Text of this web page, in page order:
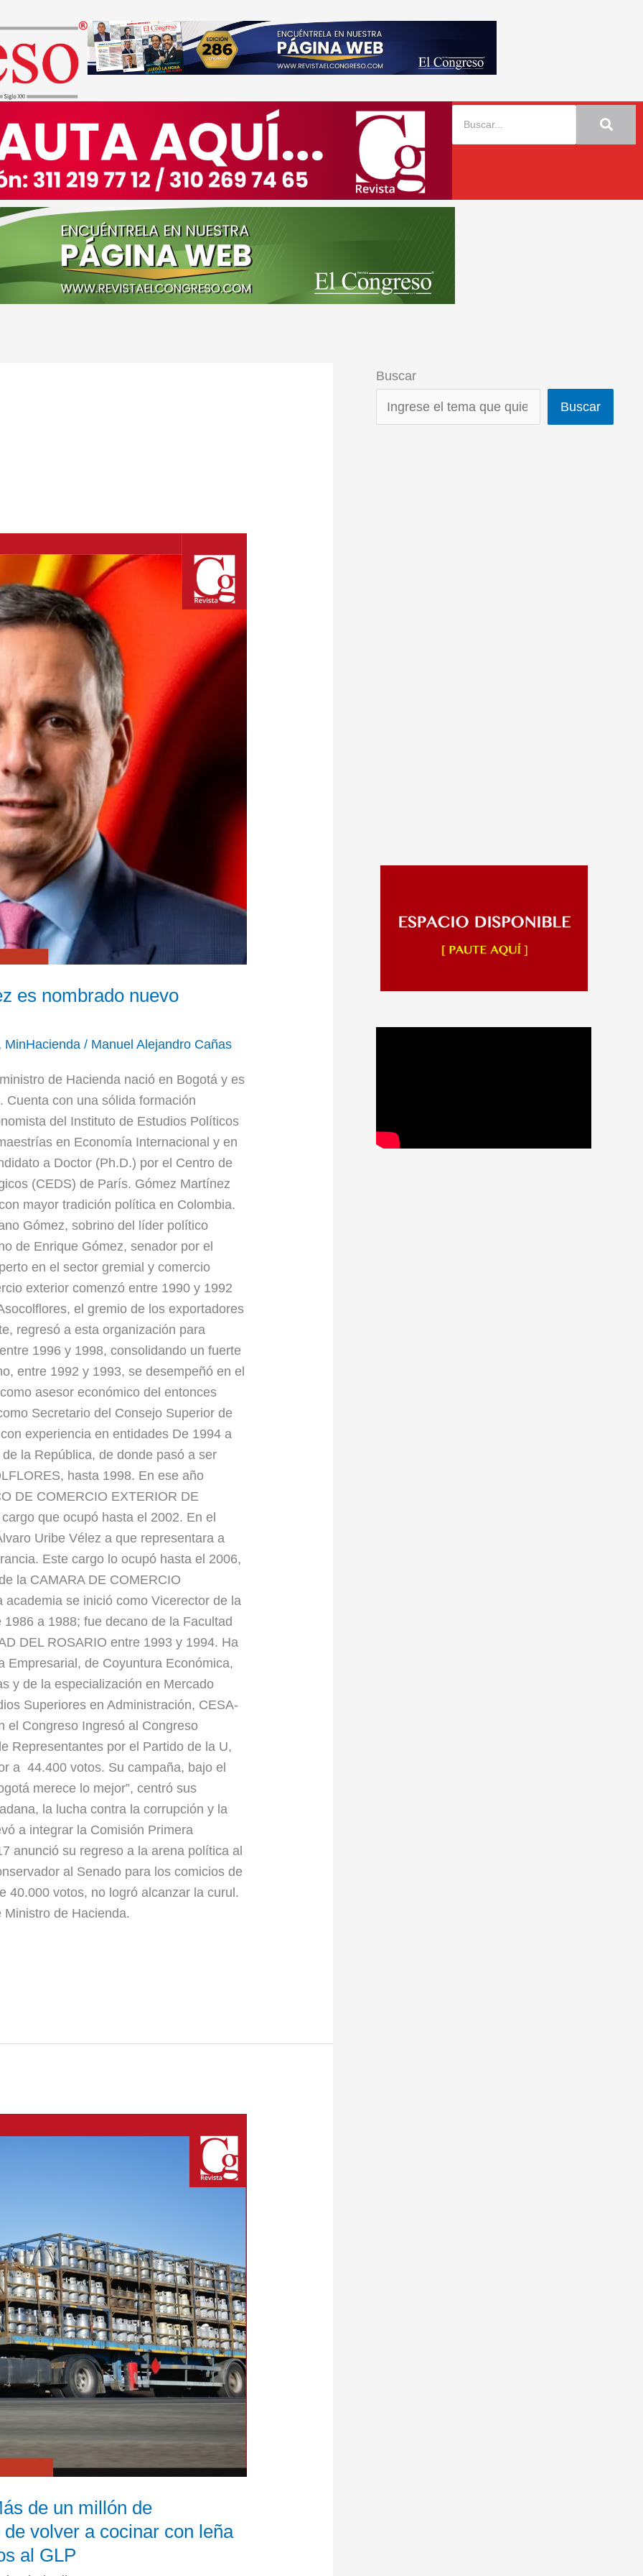
es nombrado nuevo
MinHacienda / Manuel Alejandro Cañas
de Hacienda nació en Bogotá y es
Cuenta con una sólida formación
del Instituto de Estudios Políticos
en Economía Internacional y en
a Doctor (Ph.D.) por el Centro de
(CEDS) de París. Gómez Martínez
mayor tradición política en Colombia.
Gómez, sobrino del líder político
de Enrique Gómez, senador por el
en el sector gremial y comercio
exterior comenzó entre 1990 y 1992
el gremio de los exportadores
regresó a esta organización para
1996 y 1998, consolidando un fuerte
entre 1992 y 1993, se desempeñó en el
asesor económico del entonces
Secretario del Consejo Superior de
experiencia en entidades De 1994 a
la República, de donde pasó a ser
hasta 1998. En ese año
DE COMERCIO EXTERIOR DE
que ocupó hasta el 2002. En el
Uribe Vélez a que representara a
Este cargo lo ocupó hasta el 2006,
la CAMARA DE COMERCIO
se inició como Vicerector de la
a 1988; fue decano de la Facultad
DEL ROSARIO entre 1993 y 1994. Ha
Empresarial, de Coyuntura Económica,
y de la especialización en Mercado
Superiores en Administración, CESA-
Congreso Ingresó al Congreso
Representantes por el Partido de la U,
a 44.400 votos. Su campaña, bajo el
merece lo mejor”, centró sus
la lucha contra la corrupción y la
a integrar la Comisión Primera
anunció su regreso a la arena política al
al Senado para los comicios de
40.000 votos, no logró alcanzar la curul.
de Hacienda.
de un millón de
volver a cocinar con leña
al GLP
Buscar
Buscar